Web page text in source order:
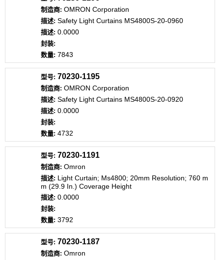
OMRON Corporation
Safety Light Curtains MS4800S-20-0960
0.0000
7843
70230-1195
OMRON Corporation
Safety Light Curtains MS4800S-20-0920
0.0000
4732
70230-1191
Omron
Light Curtain; Ms4800; 20mm Resolution; 760 m
m (29.9 In.) Coverage Height
0.0000
3792
70230-1187
Omron